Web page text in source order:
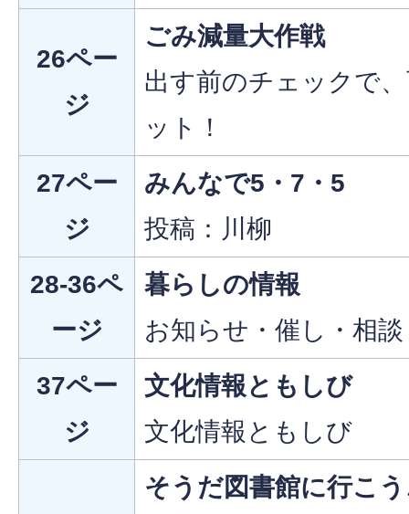
26ペー
ジ
ごみ減量大作戦
出す前のチェックで
ット！
27ペー
ジ
みんなで5・7・5
投稿：川柳
28-36ペ
ージ
暮らしの情報
お知らせ・催し・相談
37ペー
ジ
文化情報ともしび
文化情報ともしび
そうだ図書館に行こう